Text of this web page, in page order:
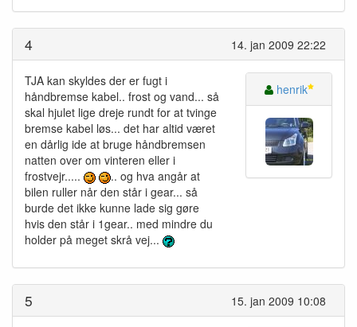
14. jan 2009 22:22
4
TJA kan skyldes der er fugt i
håndbremse kabel.. frost og vand... så
skal hjulet lige dreje rundt for at tvinge
bremse kabel løs... det har altid været
en dårlig ide at bruge håndbremsen
natten over om vinteren eller i
frostvejr.....
.. og hva angår at
bilen ruller når den står i gear... så
burde det ikke kunne lade sig gøre
hvis den står i 1gear.. med mindre du
holder på meget skrå vej...
henrik
15. jan 2009 10:08
5